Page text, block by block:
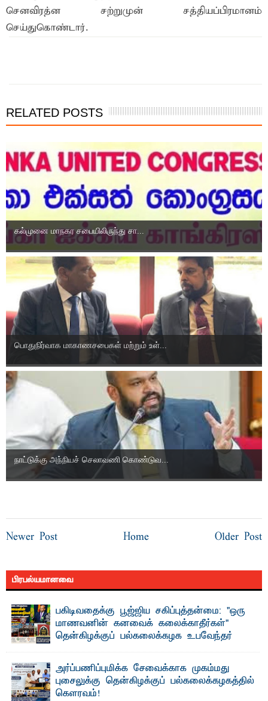
செனவிரத்ன சற்றுமுன் சத்தியப்பிரமானம்
செய்துகொண்டார்.
RELATED POSTS
க‌ல்முனை மாந‌க‌ர‌ ச‌பையிலிருந்து சா...
பொதுநிர்வாக மாகாணசபைகள் மற்றும் உள்...
நாட்டுக்கு அந்நியச் செலாவணி கொண்டுவ...
Newer Post Older Post
Home
பிரபல்யமானவை
பகிடிவதைக்கு பூஜ்ஜிய சகிப்புத்தன்மை: "ஒரு
மாணவனின் கனவைக் கலைக்காதீர்கள்" –
தென்கிழக்குப் பல்கலைக்கழக உபவேந்தர்
"ஒ ரு மாணவனின் அல்லது மாணவியின் கனவு என்னால்
கலைக்கப்படாது" என்ற உறுதியை ஒவ்வொரு மாணவரும் ...
அர்ப்பணிப்புமிக்க சேவைக்காக முகம்மது
புசைலுக்கு தென்கிழக்குப் பல்கலைக்கழகத்தில்
கௌரவம்!